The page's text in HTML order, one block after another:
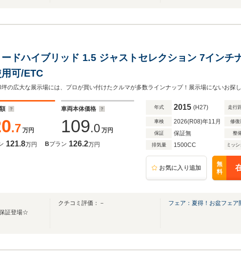
ードハイブリッド 1.5 ジャストセレクション 7イン
可/ETC
.7 万円
車両本体価格
109.0 万円
121.8万円 Bプラン 126.2万円
年式 2015 (H27) 走行
車検 2026(R08)年11月 修復
保証 保証無 整
排気量 1500CC ミッシ
お気に入り追加
無
料
証登場☆
クチコミ評価：－ フェア：夏得！お盆フェア